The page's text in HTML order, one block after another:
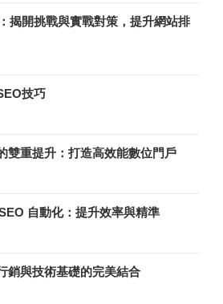
揭開挑戰與實戰對策，提升網站排
技巧
雙重提升：打造高效能數位門戶
自動化：提升效率與精準
銷與技術基礎的完美結合